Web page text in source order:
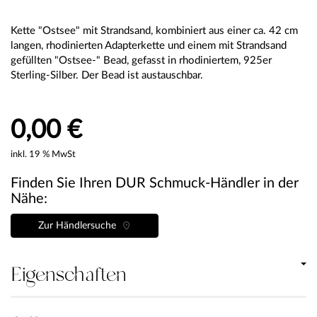
Kette "Ostsee" mit Strandsand, kombiniert aus einer ca. 42 cm
langen, rhodinierten Adapterkette und einem mit Strandsand
gefüllten "Ostsee-" Bead, gefasst in rhodiniertem, 925er
Sterling-Silber. Der Bead ist austauschbar.
0,00 €
inkl. 19 % MwSt
Finden Sie Ihren DUR Schmuck-Händler in der
Nähe:
Zur Händlersuche
Eigenschaften